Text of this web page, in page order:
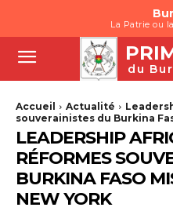
La Patrie ou
du
Accueil Actualité
souverainistes du Burkina
LEADERSHIP
RÉFORMES
BURKINA FASO
NEW YORK